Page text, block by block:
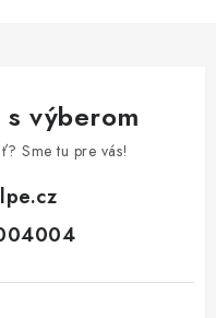
s výberom
Sme tu pre vás!